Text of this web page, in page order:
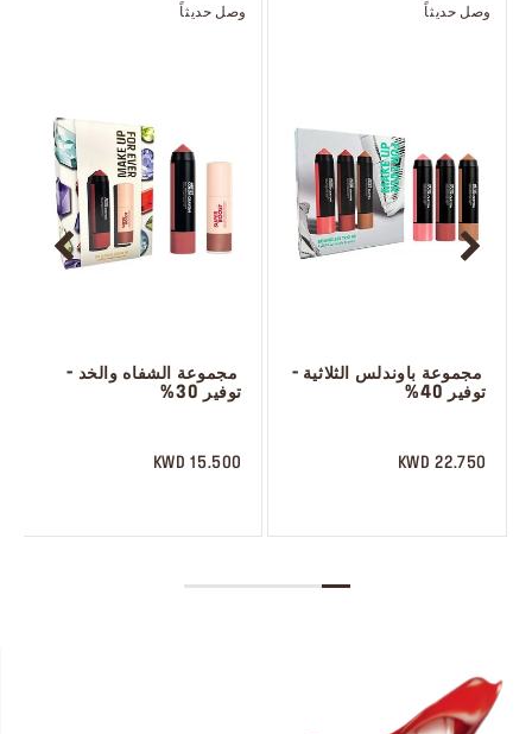
وصل حديثاً
مجموعة الشفاه والخد -
توفير 30%
15.500 KWD
وصل حديثاً
توفير 40%
22.750 KWD